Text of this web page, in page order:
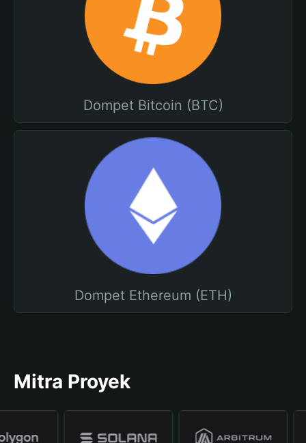
Dompet Bitcoin (BTC)
Dompet Ethereum (ETH)
Mitra Proyek